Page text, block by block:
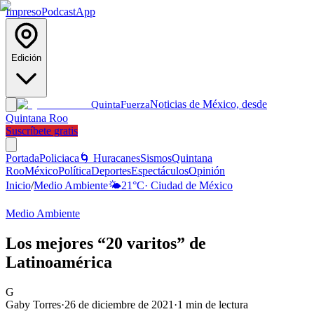
ImpresoPodcastApp
Edición
QuintaFuerzaNoticias de México, desde
Quintana Roo
Suscríbete gratis
PortadaPoliciaca 🌀 HuracanesSismosQuintana
RooMéxicoPolíticaDeportesEspectáculosOpinión
Inicio/Medio Ambiente🌤️21°C· Ciudad de México
Medio Ambiente
Los mejores “20 varitos” de
Latinoamérica
G
Gaby Torres·26 de diciembre de 2021 ·1 min de lectura